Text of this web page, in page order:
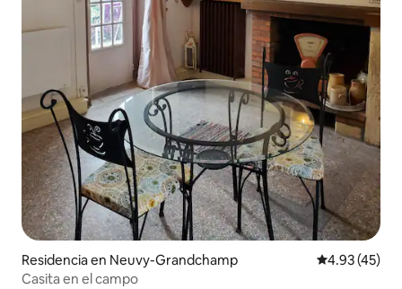
Residencia en Neuvy-Grandchamp Calificación
4.93 (45)
Casita en el campo